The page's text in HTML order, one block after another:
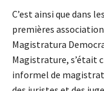
C’est ainsi que dans
premières
Magistratura
Magistrature, s’était
informel de